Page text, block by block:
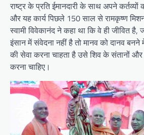
राष्ट्र के प्रति ईमानदारी के साथ अपने कर्तव्यों
और यह कार्य पिछले 150 साल से रामकृष्ण
स्वामी विवेकानंद ने कहा था कि वे ही जीवित
इंसान में संवेदना नहीं है तो मानव को दानव
की सेवा करना चाहता है उसे शिव के संतानों और
करना चाहिए।